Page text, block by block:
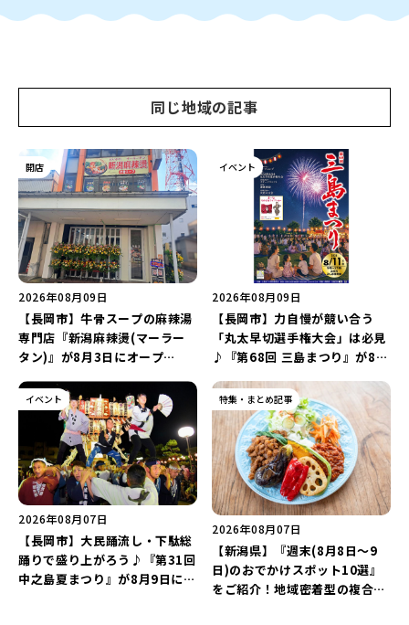
同じ地域の記事
開店
2026年08月09日
【長岡市】牛骨スープの麻辣湯
専門店『新潟麻辣燙(マーラー
タン)』が8月3日にオープ
キャンペーンを実施中♪
イベント
2026年08月09日
【長岡市】力自慢が競い合う
「丸太早切選手権大会」は必見
♪『第68回 三島まつり』が8月
ねライブショー」も楽しもう♪
イベント
2026年08月07日
【長岡市】大民踊流し・下駄総
踊りで盛り上がろう♪『第31回
中之島夏まつり』が8月9日に開
特集・まとめ記事
2026年08月07日
【新潟県】『週末(8月8日～9
日)のおでかけスポット10選』
をご紹介！地域密着型の複合施